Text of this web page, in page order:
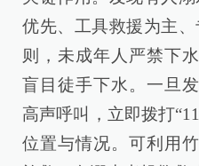
优先、工具救援为主
则，未成年人严禁下
盲目徒手下水。一旦
高声呼叫，立即拨打
位置与情况。可利用